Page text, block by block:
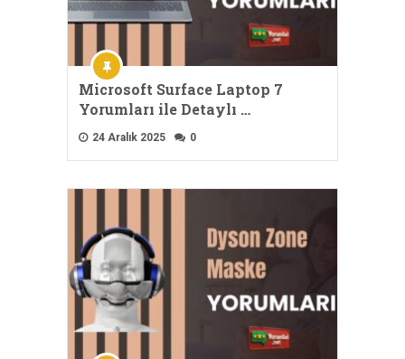
Microsoft Surface Laptop 7
Yorumları ile Detaylı …
24 Aralık 2025 0